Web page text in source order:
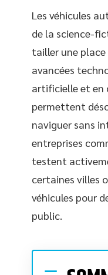
Les véhicules
de la science-
tailler une place
avancées
artificielle et en
permettent
naviguer sans
entreprises
testent
certaines villes
véhicules pour
public.